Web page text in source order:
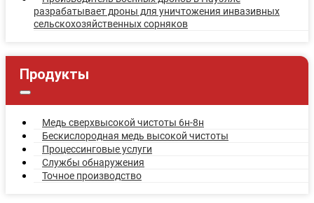
разрабатывает дроны для уничтожения инвазивных
сельскохозяйственных сорняков
Продукты
Медь сверхвысокой чистоты 6н-8н
Бескислородная медь высокой чистоты
Процессинговые услуги
Службы обнаружения
Точное производство